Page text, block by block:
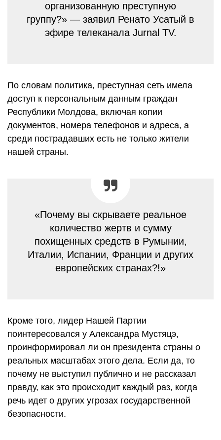
организованную преступную
группу?» — заявил Ренато Усатый в
эфире телеканала Jurnal TV.
По словам политика, преступная сеть имела
доступ к персональным данным граждан
Республики Молдова, включая копии
документов, номера телефонов и адреса, а
среди пострадавших есть не только жители
нашей страны.
«Почему вы скрываете реальное
количество жертв и сумму
похищенных средств в Румынии,
Италии, Испании, Франции и других
европейских странах?!»
Кроме того, лидер Нашей Партии
поинтересовался у Александра Мустяцэ,
проинформировал ли он президента страны о
реальных масштабах этого дела. Если да, то
почему не выступил публично и не рассказал
правду, как это происходит каждый раз, когда
речь идет о других угрозах государственной
безопасности.